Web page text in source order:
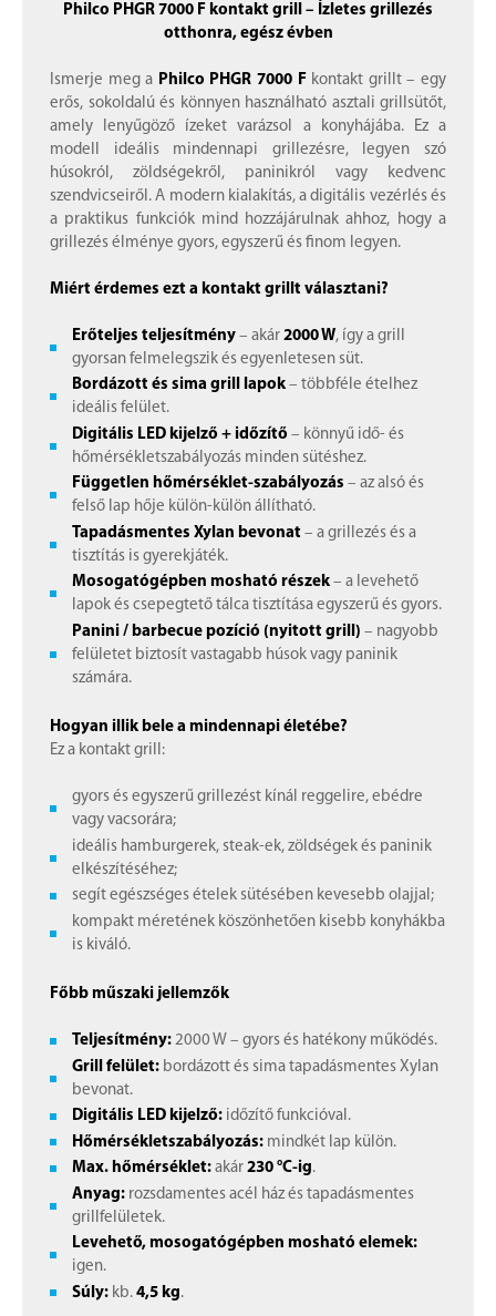
Philco PHGR 7000 F kontakt grill – Ízletes grillezés
otthonra, egész évben
Ismerje meg a Philco PHGR 7000 Fkontakt grillt – egy
erős, sokoldalú és könnyen használható asztali grillsütőt,
amely lenyűgöző ízeket varázsol a konyhájába. Ez a
modell ideális mindennapi grillezésre, legyen szó
húsokról, zöldségekről, paninikról vagy kedvenc
szendvicseiről. A modern kialakítás, a digitális vezérlés és
a praktikus funkciók mind hozzájárulnak ahhoz, hogy a
grillezés élménye gyors, egyszerű és finom legyen.
Miért érdemes ezt a kontakt grillt választani?
Erőteljes teljesítmény – akár 2000 W, így a grill
gyorsan felmelegszik és egyenletesen süt.
Bordázott és sima grill lapok – többféle ételhez
ideális felület.
Digitális LED kijelző + időzítő – könnyű idő- és
hőmérsékletszabályozás minden sütéshez.
Független hőmérséklet-szabályozás – az alsó és
felső lap hője külön-külön állítható.
Tapadásmentes Xylan bevonat – a grillezés és a
tisztítás is gyerekjáték.
Mosogatógépben mosható részek – a levehető
lapok és csepegtető tálca tisztítása egyszerű és gyors.
Panini / barbecue pozíció (nyitott grill) – nagyobb
felületet biztosít vastagabb húsok vagy paninik
számára.
Hogyan illik bele a mindennapi életébe?
Ez a kontakt grill:
gyors és egyszerű grillezést kínál reggelire, ebédre
vagy vacsorára;
ideális hamburgerek, steak-ek, zöldségek és paninik
elkészítéséhez;
segít egészséges ételek sütésében kevesebb olajjal;
kompakt méretének köszönhetően kisebb konyhákba
is kiváló.
Főbb műszaki jellemzők
Teljesítmény: 2000 W – gyors és hatékony működés.
Grill felület: bordázott és sima tapadásmentes Xylan
bevonat.
Digitális LED kijelző: időzítő funkcióval.
Hőmérsékletszabályozás: mindkét lap külön.
Max. hőmérséklet: akár 230 °C-ig.
Anyag: rozsdamentes acél ház és tapadásmentes
grillfelületek.
Levehető, mosogatógépben mosható elemek:
igen.
Súly: kb. 4,5 kg.